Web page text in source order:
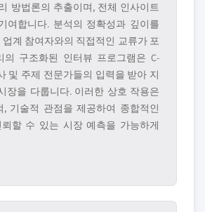
방법론의 추출이며, 전체 인사이트
여합니다. 분석의 정확성과 깊이를
계 참여자와의 직접적인 교류가 포
의 구조화된 인터뷰 프로그램은 C-
및 주제 전문가들의 입력을 받아 지
장을 다룹니다. 이러한 상호 작용은
, 기술적 관점을 제공하여 종합적인
할 수 있는 시장 예측을 가능하게